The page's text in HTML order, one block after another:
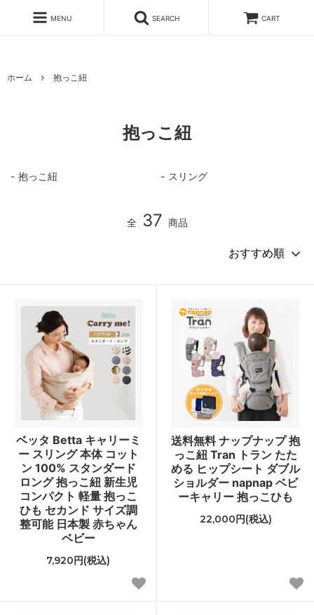
MENU SEARCH CART
ホーム 抱っこ紐
抱っこ紐
抱っこ紐 スリング
全 37 商品
ベッタ Betta キャリーミ
ー スリング 本体 コット
ン 100% スタンダード
ロング 抱っこ紐 新生児
コンパクト 軽量 抱っこ
ひも セカンド サイズ調
整可能 日本製 赤ちゃん
ベビー
7,920円(税込)
送料無料 ナップナップ 抱
っこ紐 Tran トラン たた
める ヒップシート ダブル
ショルダー napnap ベビ
ーキャリー 抱っこひも
22,000円(税込)